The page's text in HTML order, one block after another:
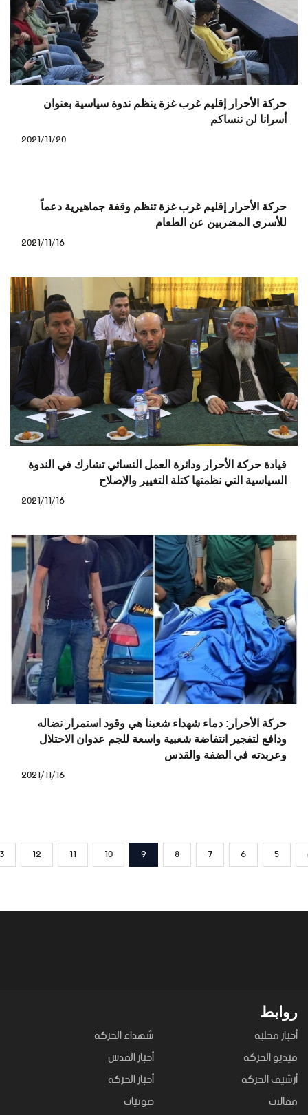
حركة الأحرار إقليم غرب غزة ينظم ندوة سياسية بعنوان
أسرانا لن ننساكم
حركة الأحرار إقليم غرب غزة تنظم وقفة جماهيرية دعماً
للأسرى المضربين عن الطعام
قيادة حركة الأحرار ودائرة العمل النسائي تشارك في الندوة
السياسية التي نظمتها كتلة التغيير والإصلاح
حركة الأحرار: دماء شهداء شعبنا هي وقود استمرار نضاله
ودافع لتفجير انتفاضة شعبية واسعة للجم عدوان الاحتلال
وعربدته في الضفة والقدس
5
6
7
8
9
10
11
12
روابط
أخبار محلية
شهداء الحركة
فيديو الحركة
أخبار القدس
أرشيف الحركة
أخبار الحركة
مقالات
صوتيات